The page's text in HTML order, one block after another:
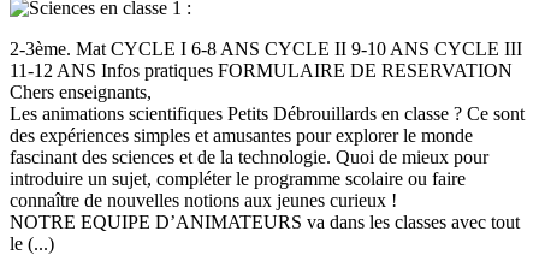
2-3ème. Mat CYCLE I 6-8 ANS CYCLE II 9-10 ANS CYCLE III
11-12 ANS Infos pratiques FORMULAIRE DE RESERVATION
Chers enseignants,
Les animations scientifiques Petits Débrouillards en classe ? Ce sont
des expériences simples et amusantes pour explorer le monde
fascinant des sciences et de la technologie. Quoi de mieux pour
introduire un sujet, compléter le programme scolaire ou faire
connaître de nouvelles notions aux jeunes curieux !
NOTRE EQUIPE D’ANIMATEURS va dans les classes avec tout
le (...)